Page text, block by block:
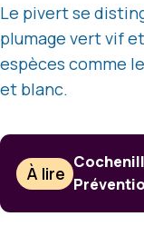
Le pivert se
plumage vert vif
espèces comme
et blanc.
À lire